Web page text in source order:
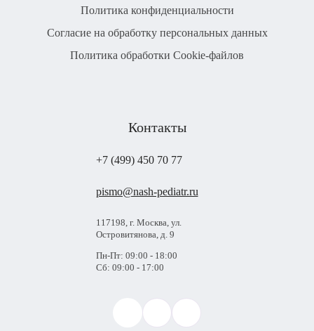
Политика конфиденциальности
Согласие на обработку персональных данных
Политика обработки Cookie-файлов
Контакты
+7 (499) 450 70 77
pismo@nash-pediatr.ru
117198, г. Москва, ул.
Островитянова, д. 9
Пн-Пт: 09:00 - 18:00
Сб: 09:00 - 17:00